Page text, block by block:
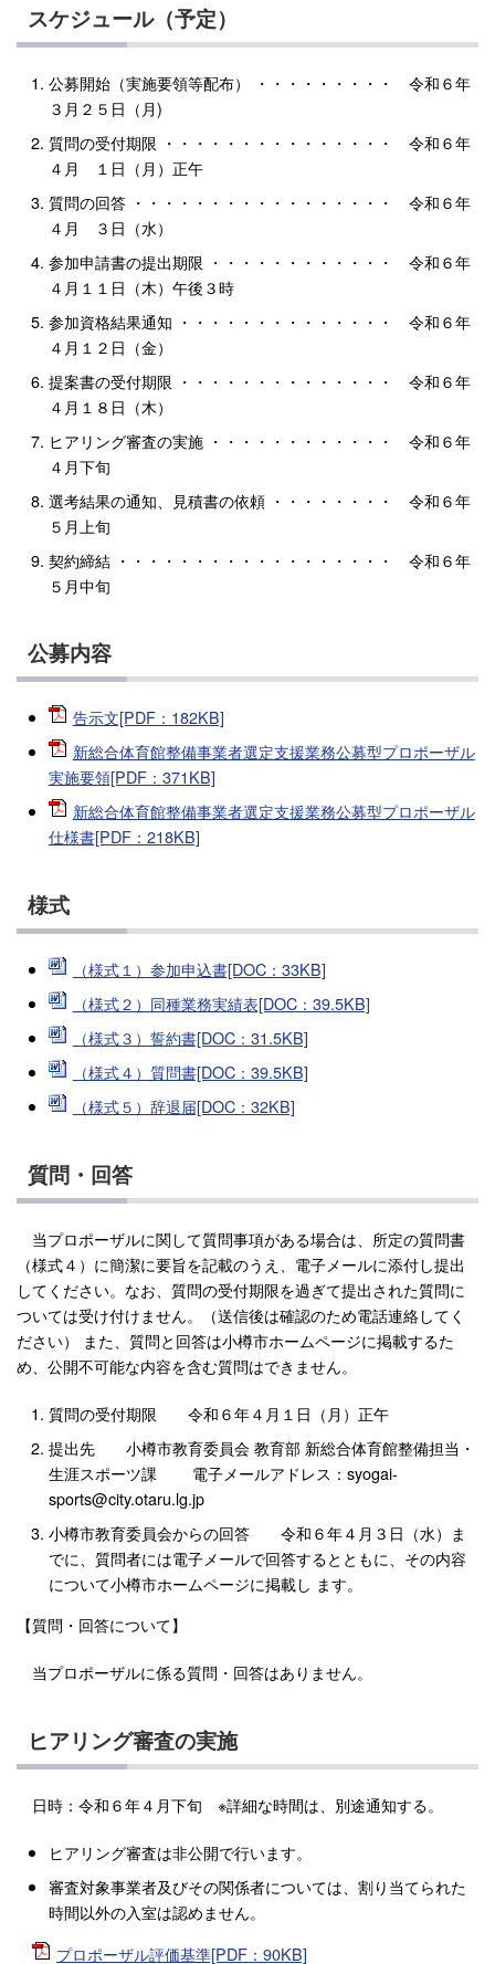
スケジュール（予定）
公募開始（実施要領等配布） ・・・・・・・・・ 令和６年
３月２５日（月)
質問の受付期限 ・・・・・・・・・・・・・・・ 令和６年
４月 １日（月）正午
質問の回答 ・・・・・・・・・・・・・・・・・ 令和６年
４月 ３日（水）
参加申請書の提出期限 ・・・・・・・・・・・・ 令和６年
４月１１日（木）午後３時
参加資格結果通知 ・・・・・・・・・・・・・・ 令和６年
４月１２日（金）
提案書の受付期限 ・・・・・・・・・・・・・・ 令和６年
４月１８日（木）
ヒアリング審査の実施 ・・・・・・・・・・・・ 令和６年
４月下旬
選考結果の通知、見積書の依頼 ・・・・・・・・ 令和６年
５月上旬
契約締結 ・・・・・・・・・・・・・・・・・・ 令和６年
５月中旬
公募内容
告示文[PDF：182KB]
新総合体育館整備事業者選定支援業務公募型プロポーザル
実施要領[PDF：371KB]
新総合体育館整備事業者選定支援業務公募型プロポーザル
仕様書[PDF：218KB]
様式
（様式１）参加申込書[DOC：33KB]
（様式２）同種業務実績表[DOC：39.5KB]
（様式３）誓約書[DOC：31.5KB]
（様式４）質問書[DOC：39.5KB]
（様式５）辞退届[DOC：32KB]
質問・回答
当プロポーザルに関して質問事項がある場合は、所定の質問書
（様式４）に簡潔に要旨を記載のうえ、電子メールに添付し提出
してください。なお、質問の受付期限を過ぎて提出された質問に
ついては受け付けません。（送信後は確認のため電話連絡してく
ださい） また、質問と回答は小樽市ホームページに掲載するた
め、公開不可能な内容を含む質問はできません。
質問の受付期限 令和６年４月１日（月）正午
提出先 小樽市教育委員会 教育部 新総合体育館整備担当・
生涯スポーツ課 電子メールアドレス：syogai-
sports@city.otaru.lg.jp
小樽市教育委員会からの回答 令和６年４月３日（水）ま
でに、質問者には電子メールで回答するとともに、その内容
について小樽市ホームページに掲載し ます。
【質問・回答について】
当プロポーザルに係る質問・回答はありません。
ヒアリング審査の実施
日時：令和６年４月下旬 ※詳細な時間は、別途通知する。
ヒアリング審査は非公開で行います。
審査対象事業者及びその関係者については、割り当てられた
時間以外の入室は認めません。
プロポーザル評価基準[PDF：90KB]